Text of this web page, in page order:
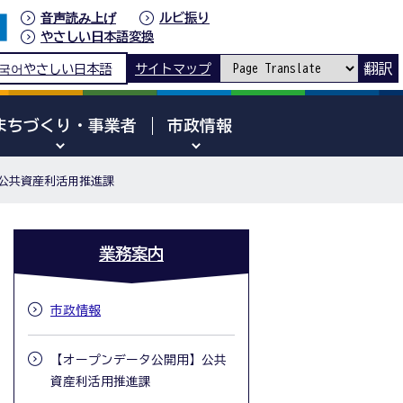
音声読み上げ
ルビ振り
やさしい日本語変換
어 やさしい日本語 サイトマップ 翻訳
ちづくり・事業者 市政情報
共資産利活用推進課
業務案内
市政情報
【オープンデータ公開用】公共
資産利活用推進課